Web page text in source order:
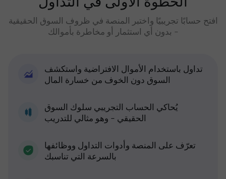
افتح حسابًا تجريبيًا واختبر المنصة في ظروف السوق الحقيقية
- بدون أي استثمار أو مخاطرة بأموالك
تداول باستخدام الأموال الافتراضية واستكشف
السوق دون الخوف من خسارة المال
يُحاكي الحساب التجريبي سلوك السوق
الحقيقي - وهو مثالي للتدريب
تعرّف على المنصة وأدوات التداول ووظائفها
بالسرعة التي تناسبك